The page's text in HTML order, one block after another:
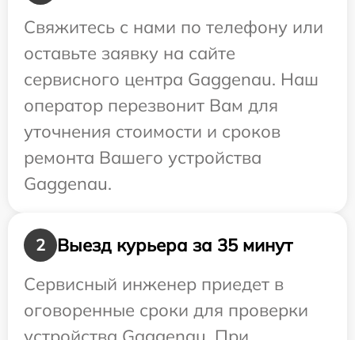
Свяжитесь с нами по телефону или
оставьте заявку на сайте
сервисного центра Gaggenau. Наш
оператор перезвонит Вам для
уточнения стоимости и сроков
ремонта Вашего устройства
Gaggenau.
2
Выезд курьера за 35 минут
Сервисный инженер приедет в
оговоренные сроки для проверки